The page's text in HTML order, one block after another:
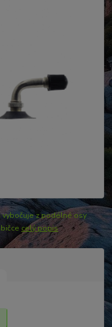
vybočuje z podélné osy
celý popis